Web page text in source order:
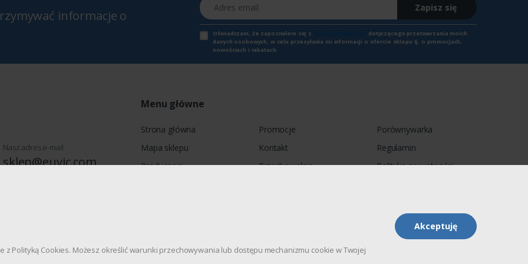
z Polityką Cookies. Możesz określić warunki przechowywania lub dostępu mechanizmu cookie w Twojej
Akceptuję
informacje o
Zapisz się
Oświadczam, że zapoznałem się z
dotyczącego przetwarzania moich
danych osobowych, w celu przesyłania mi informacji o ofercie sklepu tj. o promocjach,
nowościach i rabatach.
Nasz adres e-mail
sklep@euvic.com
Menu główne
Strona główna
Mapa sklepu
Producenci
Promocje
Kontakt
Przechowalnia
Porównywarka
Regulamin
Polityka prywatności